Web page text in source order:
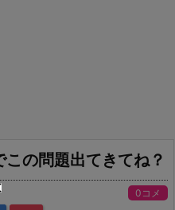
この問題出てきてね？
0コメ